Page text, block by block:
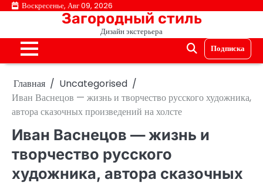
ПерейтиВоскресенье, Авг 09, 2026
Загородный стиль
Дизайн экстерьера
Подписка
Главная
Uncategorised
Иван Васнецов — жизнь и творчество русского художника,
автора сказочных произведений на холсте
Иван Васнецов — жизнь и
творчество русского
художника, автора сказочных